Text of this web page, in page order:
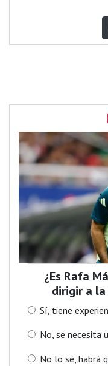
¿Es Rafa
dirigir a la
Sí, tiene
No, se necesita
No lo sé, habrá